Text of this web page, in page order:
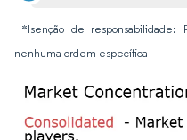
*Isenção de responsabilidade:
nenhuma ordem específica